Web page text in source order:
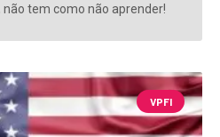
tem como não aprender!
VPFI